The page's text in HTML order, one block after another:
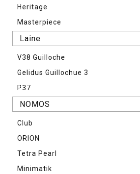
Heritage
Masterpiece
Laine
V38 Guilloche
Gelidus Guillochue 3
P37
NOMOS
Club
ORION
Tetra Pearl
Minimatik